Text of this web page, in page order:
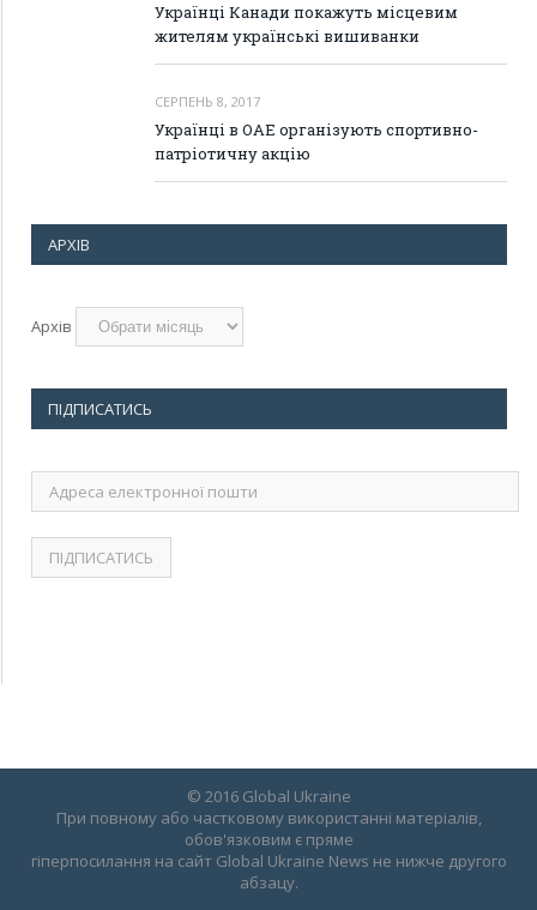
Українці Канади покажуть місцевим
жителям українські вишиванки
СЕРПЕНЬ 8, 2017
Українці в ОАЕ організують спортивно-
патріотичну акцію
АРХІВ
Архів
ПІДПИСАТИСЬ
Адреса
електронної
© 2016 Global Ukraine
При повному або частковому використанні матеріалів,
обов'язковим є пряме
гіперпосилання на сайт Global Ukraine News не нижче другого
абзацу.